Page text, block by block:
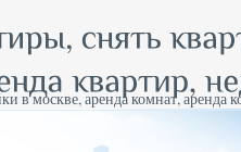
в москве, аренда комнат, аренда